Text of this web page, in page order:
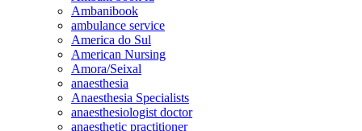
Ambanibook
ambulance service
America do Sul
American Nursing
Amora/Seixal
anaesthesia
Anaesthesia Specialists
anaesthesiologist doctor
anaesthetic practitioner